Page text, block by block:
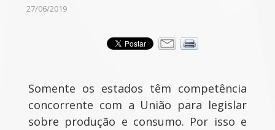
27/06/2019
Somente os estados têm competência
concorrente com a União para legislar
sobre produção e consumo. Por isso e